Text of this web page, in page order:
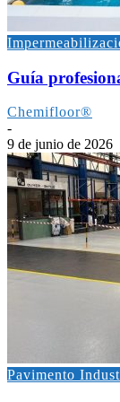
Guía
Chemifloor®
-
9 de junio de 2026
Pavimento